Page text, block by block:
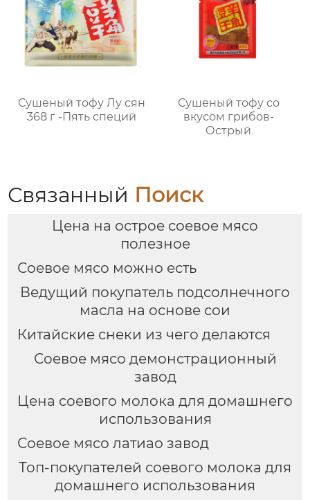
Сушеный тофу Лу сян
368 г -Пять специй
Сушеный тофу со
вкусом грибов-
Острый
Связанный Поиск
Цена на острое соевое мясо
полезное
Соевое мясо можно есть
Ведущий покупатель подсолнечного
масла на основе сои
Китайские снеки из чего делаются
Соевое мясо демонстрационный
завод
Цена соевого молока для домашнего
использования
Соевое мясо латиао завод
Топ-покупателей соевого молока для
домашнего использования